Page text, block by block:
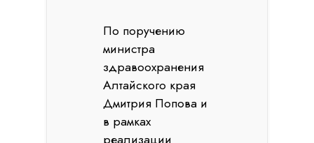
По поручению
министра
здравоохранения
Алтайского края
Дмитрия Попова и
в рамках